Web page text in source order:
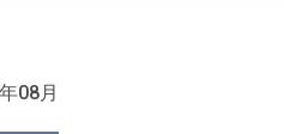
08月